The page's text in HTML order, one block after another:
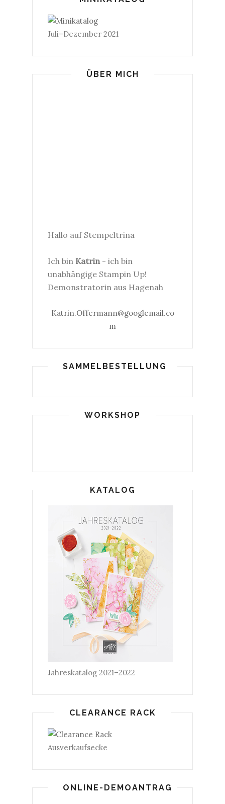
Juli–Dezember 2021
ÜBER MICH
Hallo auf Stempeltrina
Ich bin Katrin- ich bin
unabhängige Stampin Up!
Demonstratorin aus Hagenah
Katrin.Offermann@googlemail.co
m
SAMMELBESTELLUNG
WORKSHOP
KATALOG
Jahreskatalog 2021–2022
CLEARANCE RACK
Ausverkaufsecke
ONLINE-DEMOANTRAG